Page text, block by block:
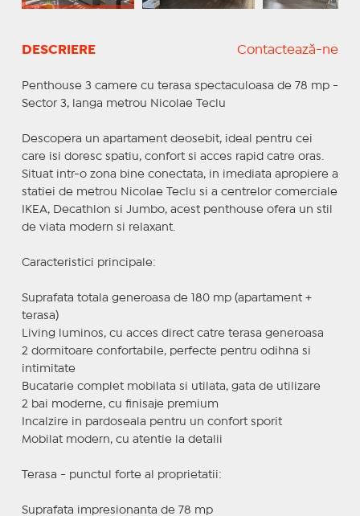
DESCRIERE Contactează-ne
Penthouse 3 camere cu terasa spectaculoasa de 78 mp -
Sector 3, langa metrou Nicolae Teclu
Descopera un apartament deosebit, ideal pentru cei
care isi doresc spatiu, confort si acces rapid catre oras.
Situat intr-o zona bine conectata, in imediata apropiere a
statiei de metrou Nicolae Teclu si a centrelor comerciale
IKEA, Decathlon si Jumbo, acest penthouse ofera un stil
de viata modern si relaxant.
Caracteristici principale:
Suprafata totala generoasa de 180 mp (apartament +
terasa)
Living luminos, cu acces direct catre terasa generoasa
2 dormitoare confortabile, perfecte pentru odihna si
intimitate
Bucatarie complet mobilata si utilata, gata de utilizare
2 bai moderne, cu finisaje premium
Incalzire in pardoseala pentru un confort sporit
Mobilat modern, cu atentie la detalii
Terasa - punctul forte al proprietatii:
Suprafata impresionanta de 78 mp